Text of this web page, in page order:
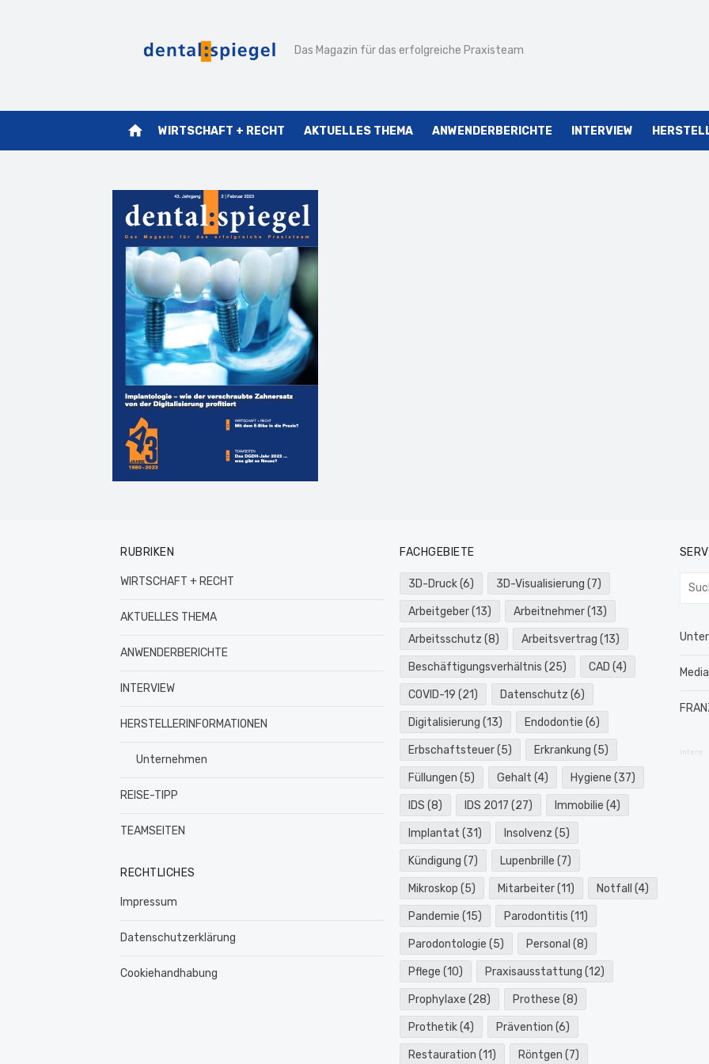
Das Magazin für das erfolgreiche Praxisteam
home WIRTSCHAFT + RECHT AKTUELLES THEMA ANWENDERBERICHTE INTERVIEW
RUBRIKEN
WIRTSCHAFT + RECHT
AKTUELLES THEMA
ANWENDERBERICHTE
INTERVIEW
HERSTELLERINFORMATIONEN
Unternehmen
REISE-TIPP
TEAMSEITEN
RECHTLICHES
Impressum
Datenschutzerklärung
Cookiehandhabung
FACHGEBIETE
3D-Druck(6) 3D-Visualisierung (7)
Arbeitgeber(13) Arbeitnehmer(13)
Arbeitsschutz (8) Arbeitsvertrag (13)
Beschäftigungsverhältnis (25) CAD (4)
COVID-19 (21) Datenschutz (6)
Digitalisierung (13) Endodontie (6)
Erbschaftsteuer(5) Erkrankung (5)
Füllungen (5) Gehalt (4) Hygiene (37)
IDS (8) IDS 2017 (27) Immobilie (4)
Implantat (31) Insolvenz (5)
Kündigung (7) Lupenbrille (7)
Mikroskop (5) Mitarbeiter(11) Notfall (4)
Pandemie (15) Parodontitis (11)
Parodontologie (5) Personal (8)
Pflege (10) Praxisausstattung (12)
Prophylaxe (28) Prothese (8)
Prothetik(4) Prävention (6)
Restauration (11) Röntgen (7)
intern